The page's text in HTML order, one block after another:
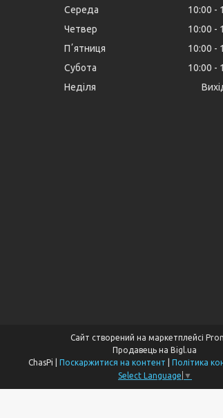
Середа
10:00
Четвер
10:00
Пʼятниця
10:00
Субота
10:00
Неділя
Сайт створений на маркетплейсі
Продавець на Bigl.ua
Поскаржитися на контент
Політика
Select Language ▼